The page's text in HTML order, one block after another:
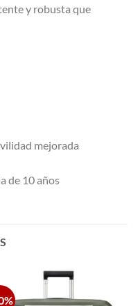
y robusta que
mejorada
de 10 años